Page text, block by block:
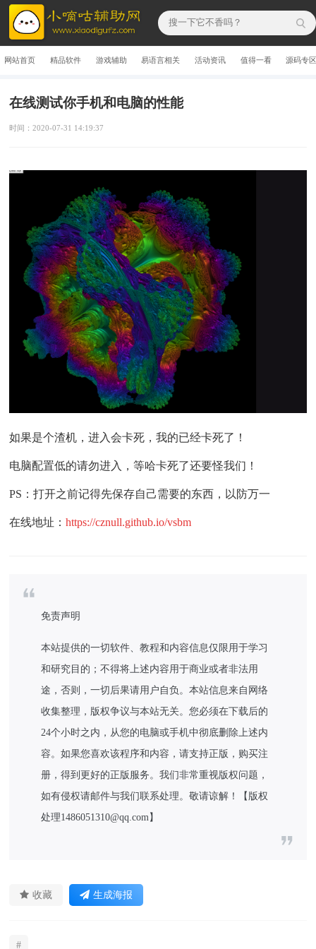
网站首页 精品软件 游戏辅助 易语言相关 活动资讯 值得一看 源码专
在线测试你手机和电脑的性能
时间：2020-07-31 14:19:37
如果是个渣机，进入会卡死，我的已经卡死了！
电脑配置低的请勿进入，等哈卡死了还要怪我们！
PS：打开之前记得先保存自己需要的东西，以防万一
在线地址：https://cznull.github.io/vsbm
免责声明
本站提供的一切软件、教程和内容信息仅限用于学习
和研究目的；不得将上述内容用于商业或者非法用
途，否则，一切后果请用户自负。本站信息来自网络
收集整理，版权争议与本站无关。您必须在下载后的
24个小时之内，从您的电脑或手机中彻底删除上述内
容。如果您喜欢该程序和内容，请支持正版，购买注
册，得到更好的正版服务。我们非常重视版权问题，
如有侵权请邮件与我们联系处理。敬请谅解！【版权
处理1486051310@qq.com】
收藏 生成海报
#